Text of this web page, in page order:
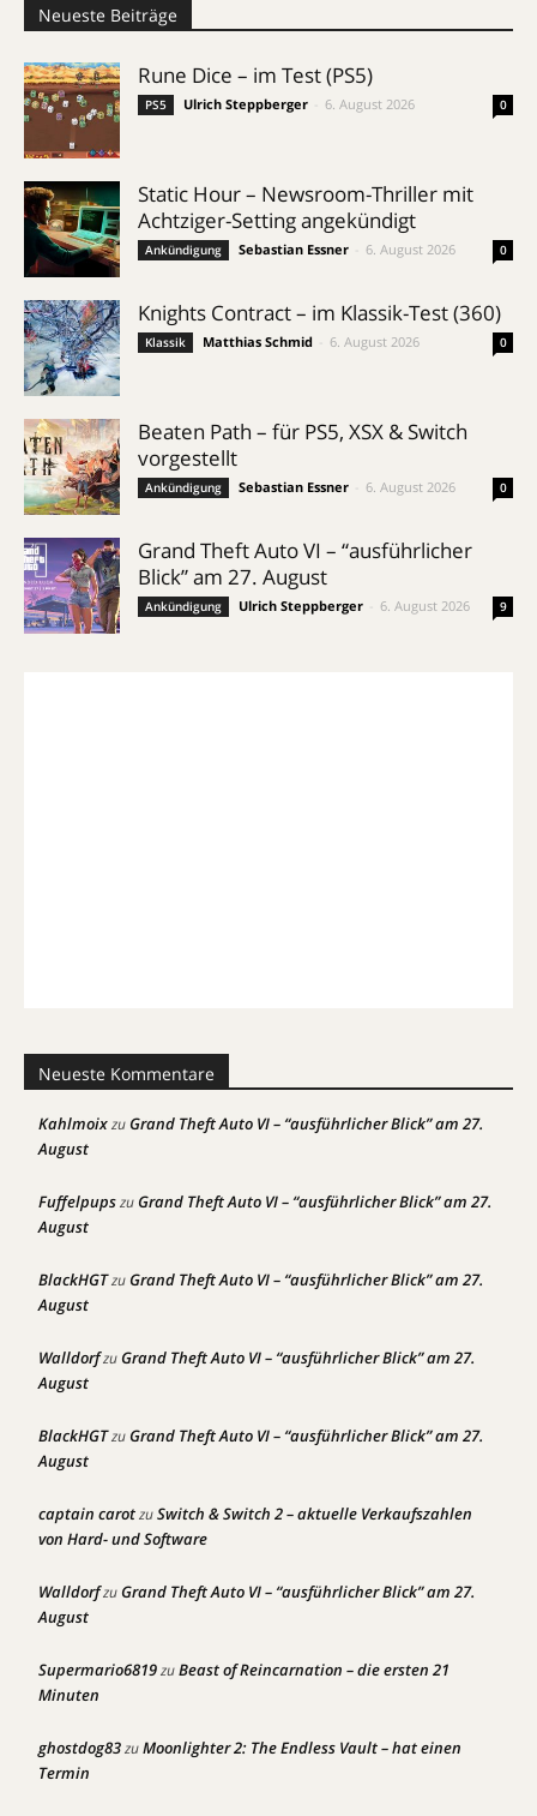
Neueste Beiträge
Rune Dice – im Test (PS5)
PS5 Ulrich Steppberger 6. August 2026 0
Static Hour – Newsroom-Thriller mit
Achtziger-Setting angekündigt
Ankündigung Sebastian Essner 6. August 2026 0
Knights Contract – im Klassik-Test (360)
Klassik Matthias Schmid 6. August 2026 0
Beaten Path – für PS5, XSX & Switch
vorgestellt
Ankündigung Sebastian Essner 6. August 2026 0
Grand Theft Auto VI – “ausführlicher
Blick” am 27. August
Ankündigung Ulrich Steppberger 6. August 2026 9
Neueste Kommentare
KahlmoixzuGrand Theft Auto VI – “ausführlicher Blick” am 27.
August
FuffelpupszuGrand Theft Auto VI – “ausführlicher Blick” am 27.
August
BlackHGTzuGrand Theft Auto VI – “ausführlicher Blick” am 27.
August
WalldorfzuGrand Theft Auto VI – “ausführlicher Blick” am 27.
August
BlackHGTzuGrand Theft Auto VI – “ausführlicher Blick” am 27.
August
captain carotzuSwitch & Switch 2 – aktuelle Verkaufszahlen
von Hard- und Software
WalldorfzuGrand Theft Auto VI – “ausführlicher Blick” am 27.
August
Supermario6819zuBeast of Reincarnation – die ersten 21
Minuten
ghostdog83zuMoonlighter 2: The Endless Vault – hat einen
Termin